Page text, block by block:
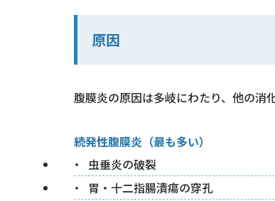
原因
腹膜炎の原因は多岐にわたり、他の消
続発性腹膜炎（最も多い）
虫垂炎の破裂
胃・十二指腸潰瘍の穿孔